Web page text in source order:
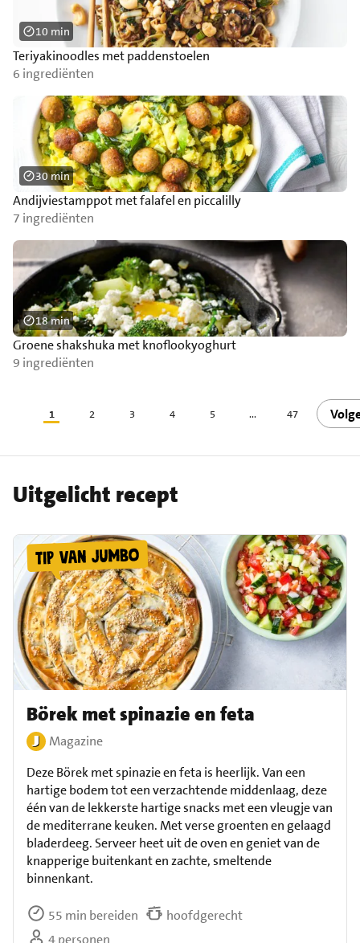
Teriyakinoodles met paddenstoelen
6 ingrediënten
10 min
Andijviestamppot met falafel en piccalilly
7 ingrediënten
30 min
Groene shakshuka met knoflookyoghurt
9 ingrediënten
18 min
1 2 3 4 5 ... 47
Uitgelicht recept
Börek met spinazie en feta
Magazine
Deze Börek met spinazie en feta is heerlijk. Van een
hartige bodem tot een verzachtende middenlaag, deze
één van de lekkerste hartige snacks met een vleugje van
de mediterrane keuken. Met verse groenten en gelaagd
bladerdeeg. Serveer heet uit de oven en geniet van de
knapperige buitenkant en zachte, smeltende
binnenkant.
55 min bereiden
hoofdgerecht
4 personen